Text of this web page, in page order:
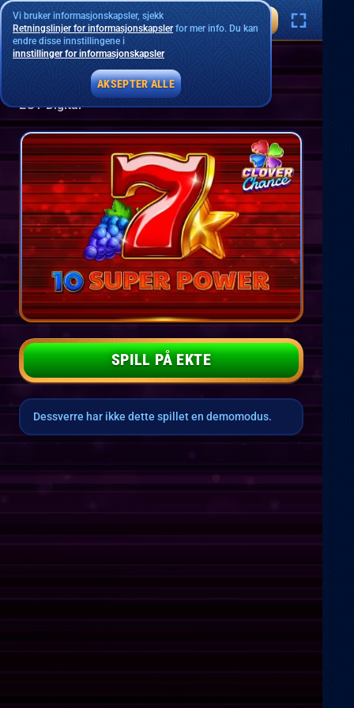
10 Super Power
EGT Digital
SPILL PÅ EKTE
Dessverre har ikke dette spillet en demomodus.
Vi bruker informasjonskapsler, sjekk
Retningslinjer for informasjonskapslerfor mer info. Du kan
endre disse innstillingene i
innstillinger for informasjonskapsler
AKSEPTER ALLE